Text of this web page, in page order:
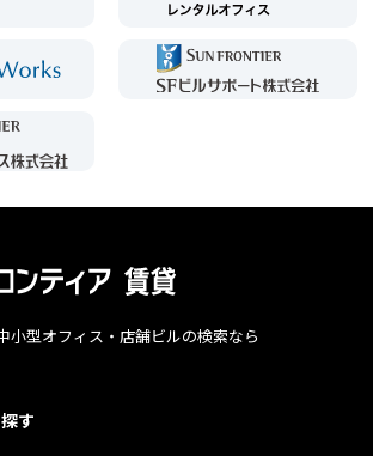
小型オフィス・店舗ビルの検索なら
す